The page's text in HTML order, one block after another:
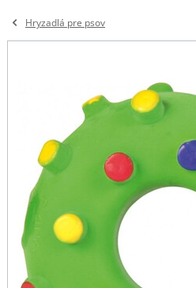
Hryzadlá pre psov